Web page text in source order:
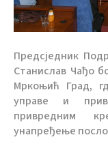
Предсједник
Станислав Чађо
Мркоњић Град,
управе и
привредним
унапређење